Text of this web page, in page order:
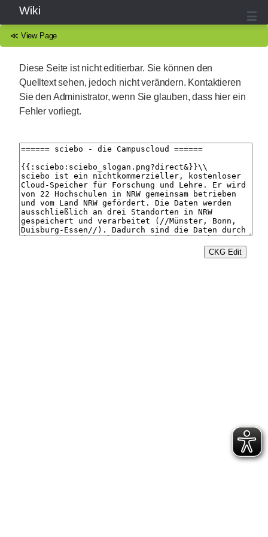
Wiki
≪ View Page
Diese Seite ist nicht editierbar. Sie können den
Quelltext sehen, jedoch nicht verändern. Kontaktieren
Sie den Administrator, wenn Sie glauben, dass hier ein
Fehler vorliegt.
CKG Edit